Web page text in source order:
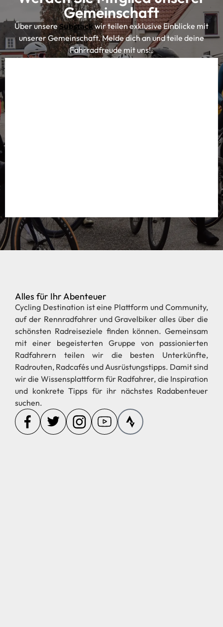
Gemeinschaft
Über unsereSubstackwir teilen exklusive Einblicke mit
unserer Gemeinschaft. Melde dich an und teile deine
Fahrradfreude mit uns!.
Alles für Ihr Abenteuer
Cycling Destination ist eine Plattform und Community,
auf der Rennradfahrer und Gravelbiker alles über die
schönsten Radreiseziele finden können. Gemeinsam
mit einer begeisterten Gruppe von passionierten
Radfahrern teilen wir die besten Unterkünfte,
Radrouten, Radcafés und Ausrüstungstipps. Damit sind
wir die Wissensplattform für Radfahrer, die Inspiration
und konkrete Tipps für ihr nächstes Radabenteuer
suchen.